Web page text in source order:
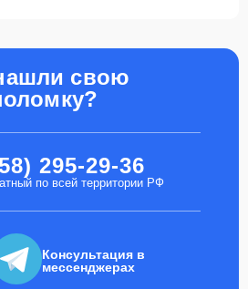
свою
295-29-36
по всей территории РФ
Консультация в
мессенджерах